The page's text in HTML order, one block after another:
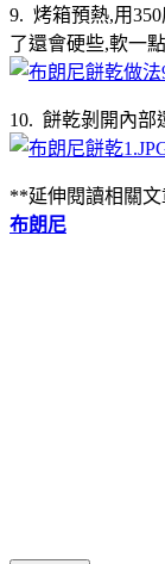
9. 烤箱預熱,用
了還會硬些,軟一
10. 餅乾剝開內部
**延伸閱讀相關
布朗尼